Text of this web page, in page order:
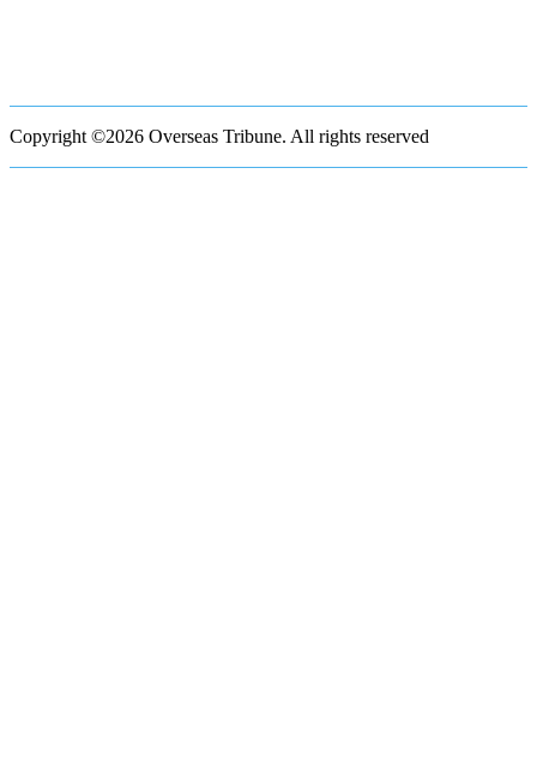
Copyright ©2026 Overseas Tribune. All rights reserved